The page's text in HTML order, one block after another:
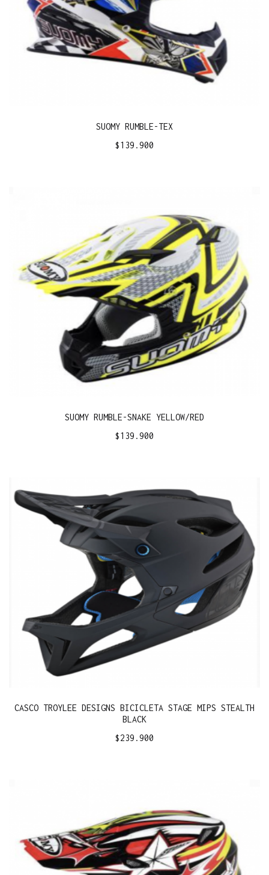
SUOMY RUMBLE-TEX
$139.900
SUOMY RUMBLE-SNAKE YELLOW/RED
$139.900
CASCO TROYLEE DESIGNS BICICLETA STAGE MIPS STEALTH
BLACK
$239.900